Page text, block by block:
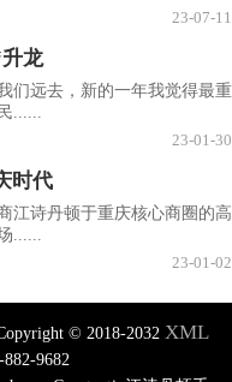
23-07-11
龙
们远去，新的一年我觉得最重
......
23-01-30
时代
诗丹顿于重庆核心商圈的高
......
23-01-02
© 2018-2032 XML
9682